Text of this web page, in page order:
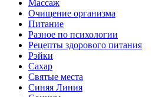
Массаж
Очищение организма
Питание
Разное по психологии
Рецепты здорового питания
Рэйки
Сахар
Святые места
Синяя Линия